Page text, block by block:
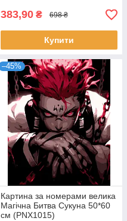
383,90 ₴ 698 ₴
Купити
–45%
Картина за номерами велика
Магічна Битва Сукуна 50*60
см (PNX1015)